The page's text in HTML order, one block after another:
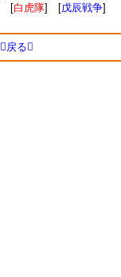
[白虎隊] [戊辰戦争]
戻る